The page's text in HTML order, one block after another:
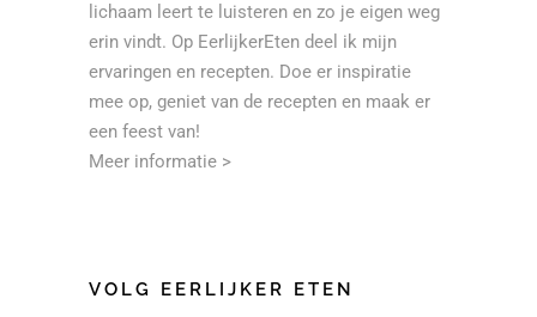
lichaam leert te luisteren en zo je eigen weg
erin vindt. Op EerlijkerEten deel ik mijn
ervaringen en recepten. Doe er inspiratie
mee op, geniet van de recepten en maak er
een feest van!
Meer informatie >
VOLG EERLIJKER ETEN